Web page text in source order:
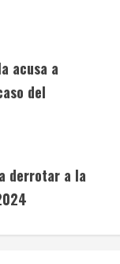
acusa a
del
derrotar a la